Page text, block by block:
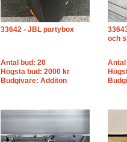
33642 - JBL partybox
Antal bud: 20
Högsta bud: 2000 kr
Budgivare: Additon
och
Antal